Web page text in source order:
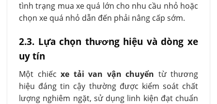
tình trạng mua xe quá lớn cho nhu cầu nhỏ hoặc
chọn xe quá nhỏ dẫn đến phải nâng cấp sớm.
2.3. Lựa chọn thương hiệu và dòng xe
uy tín
Một chiếc xe tải van vận chuyển từ thương
hiệu đáng tin cậy thường được kiểm soát chất
lượng nghiêm ngặt, sử dụng linh kiện đạt chuẩn